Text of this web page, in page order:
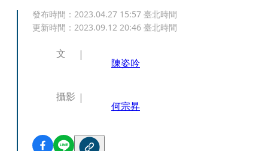
發布時間： 2023.04.27 15:57 臺北時間
更新時間： 2023.09.12 20:46 臺北時間
文
陳姿吟
攝影
何宗昇